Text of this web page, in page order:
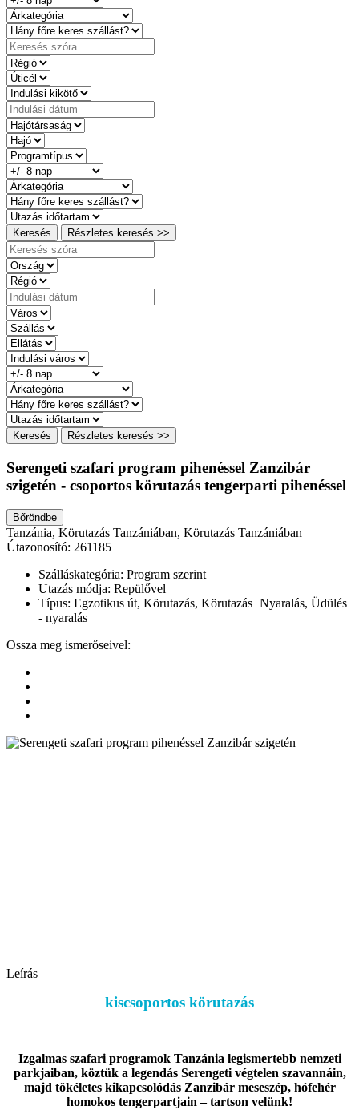
Keresés Részletes keresés >>
Keresés Részletes keresés >>
Serengeti szafari program pihenéssel Zanzibár
szigetén - csoportos körutazás tengerparti pihenéssel
Bőröndbe
Tanzánia, Körutazás Tanzániában, Körutazás Tanzániában
Útazonosító: 261185
Szálláskategória: Program szerint
Utazás módja: Repülővel
Típus: Egzotikus út, Körutazás, Körutazás+Nyaralás, Üdülés
- nyaralás
Ossza meg ismerőseivel:
Leírás
kiscsoportos körutazás
Izgalmas szafari programok Tanzánia legismertebb nemzeti
parkjaiban, köztük a legendás Serengeti végtelen szavannáin,
majd tökéletes kikapcsolódás Zanzibár meseszép, hófehér
homokos tengerpartjain – tartson velünk!